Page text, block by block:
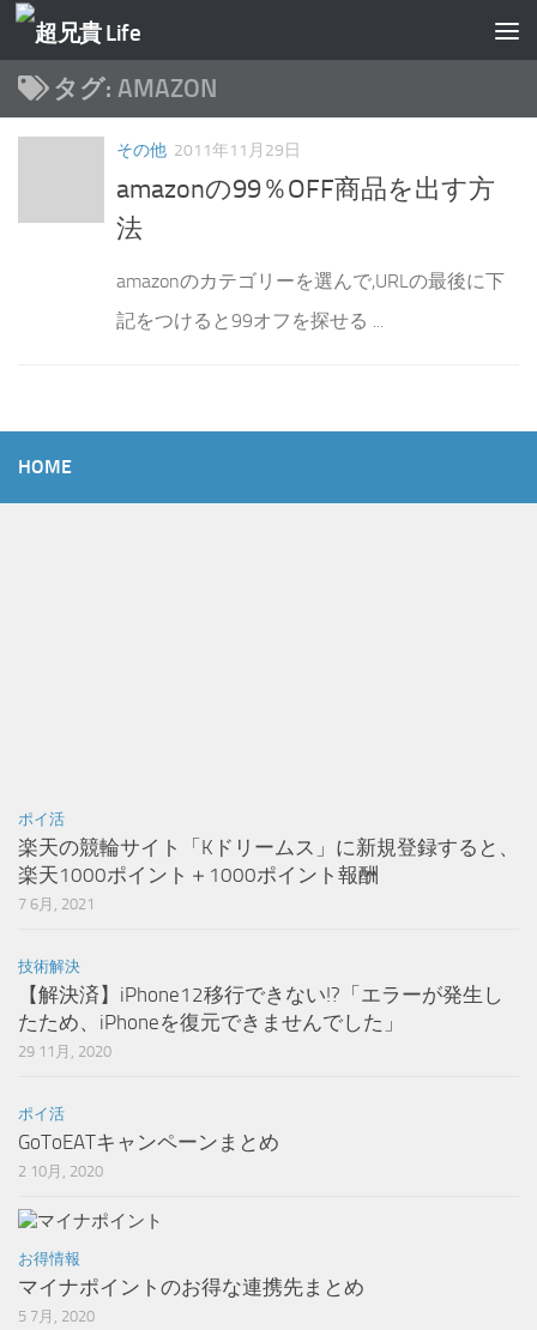
コンテンツへスキップ
タグ: AMAZON
その他 2011年11月29日
amazonの99％OFF商品を出す方
法
amazonのカテゴリーを選んで,URLの最後に下
記をつけると99オフを探せる ...
HOME
ポイ活
楽天の競輪サイト「Kドリームス」に新規登録すると、
楽天1000ポイント＋1000ポイント報酬
7 6月, 2021
技術解決
【解決済】iPhone12移行できない!?「エラーが発生し
たため、iPhoneを復元できませんでした」
29 11月, 2020
ポイ活
GoToEATキャンペーンまとめ
2 10月, 2020
お得情報
マイナポイントのお得な連携先まとめ
5 7月, 2020